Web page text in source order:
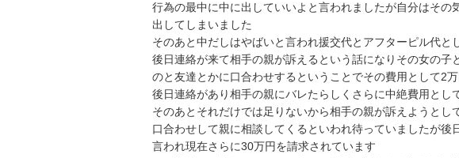
行為の最中に中に出していいよと言われましたが自分はその
出してしまいました
そのあと中だしはやばいと言われ援交代とアフターピル代と
後日連絡が来て相手の親が訴えるという話になりその女の子
のと友達とかに口合わせするということでその費用として2
後日連絡があり相手の親にバレたらしくさらに中絶費用とし
そのあとそれだけでは足りないから相手の親が訴えようとし
口合わせして親に相談してくるといわれ待っていましたが後
言われ現在さらに30万円を請求されています